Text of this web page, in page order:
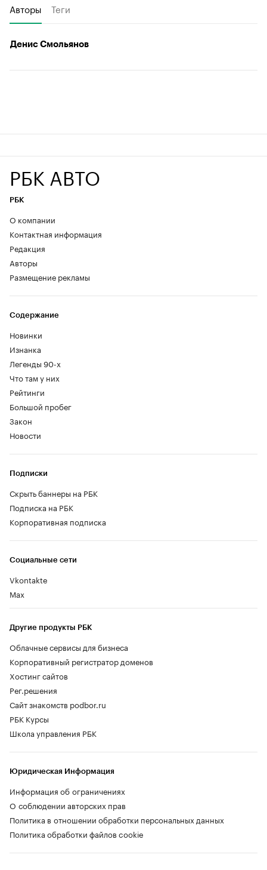
Авторы Теги
Денис Смольянов
РБК АВТО
РБК
О компании
Контактная информация
Редакция
Авторы
Размещение рекламы
Содержание
Новинки
Изнанка
Легенды 90-х
Что там у них
Рейтинги
Большой пробег
Закон
Новости
Социальные сети
Vkontakte
Max
Другие продукты РБК
Облачные сервисы для бизнеса
Корпоративный регистратор доменов
Хостинг сайтов
Рег.решения
Сайт знакомств podbor.ru
РБК Курсы
Школа управления РБК
Подписки
Скрыть баннеры на РБК
Подписка на РБК
Корпоративная подписка
Юридическая Информация
Информация об ограничениях
О соблюдении авторских прав
Политика в отношении обработки персональных данных
Политика обработки файлов cookie